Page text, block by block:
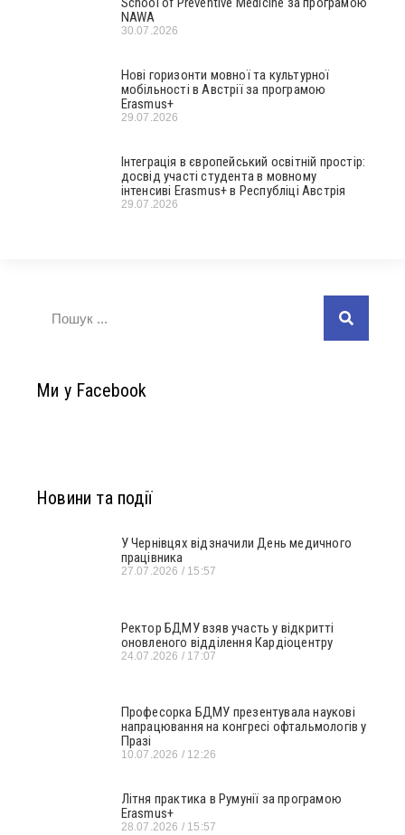
NAWA
30.07.2026
Нові горизонти мовної та культурної
мобільності в Австрії за програмою
Erasmus+
29.07.2026
Інтеграція в європейський освітній простір:
досвід участі студента в мовному
інтенсиві Erasmus+ в Республіці Австрія
29.07.2026
Ми у Facebook
Новини та події
У Чернівцях відзначили День медичного
працівника
27.07.2026 15:57
Ректор БДМУ взяв участь у відкритті
оновленого відділення Кардіоцентру
24.07.2026 17:07
Професорка БДМУ презентувала наукові
напрацювання на конгресі офтальмологів у
Празі
10.07.2026 12:26
Літня практика в Румунії за програмою
Erasmus+
28.07.2026 15:57